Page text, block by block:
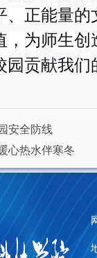
、正能量
，为师生
园贡献我们
安全防线
心热水伴寒冬